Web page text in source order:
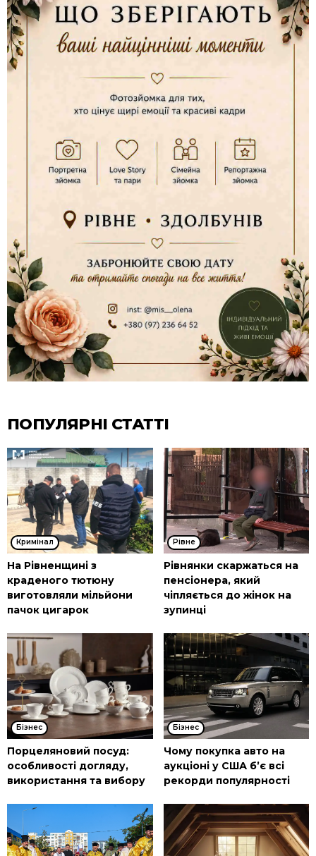
ПОПУЛЯРНІ СТАТТІ
Кримінал
На Рівненщині з
краденого тютюну
виготовляли мільйони
пачок цигарок
Рівне
Рівнянки скаржаться на
пенсіонера, який
чіпляється до жінок на
зупинці
Бізнес
Порцеляновий посуд:
особливості догляду,
використання та вибору
Бізнес
Чому покупка авто на
аукціоні у США б’є всі
рекорди популярності